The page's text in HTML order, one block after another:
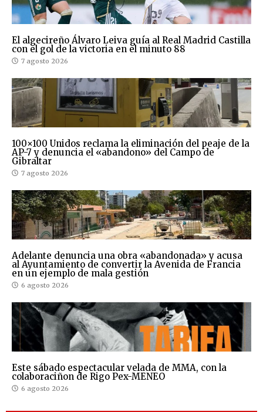
El algecireño Álvaro Leiva guía al Real Madrid Castilla
con el gol de la victoria en el minuto 88
7 agosto 2026
100×100 Unidos reclama la eliminación del peaje de la
AP-7 y denuncia el «abandono» del Campo de
Gibraltar
7 agosto 2026
Adelante denuncia una obra «abandonada» y acusa
al Ayuntamiento de convertir la Avenida de Francia
en un ejemplo de mala gestión
6 agosto 2026
Este sábado espectacular velada de MMA, con la
colaboraciñon de Rigo Pex-MENEO
6 agosto 2026